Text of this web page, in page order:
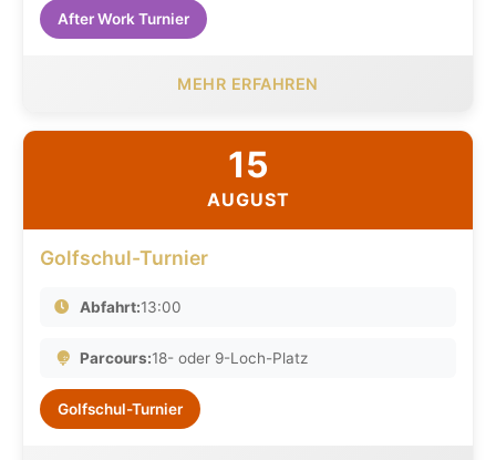
After Work Turnier
MEHR ERFAHREN
15
AUGUST
Golfschul-Turnier
Abfahrt:13:00
Parcours:18- oder 9-Loch-Platz
Golfschul-Turnier